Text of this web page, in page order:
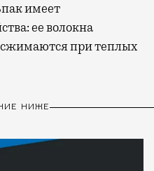
имеет
ее волокна
при теплых
НИЖЕ